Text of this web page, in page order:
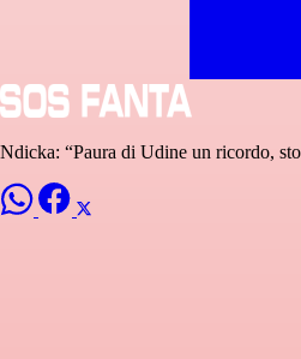
Ndicka: “Paura di Udine un ricordo,